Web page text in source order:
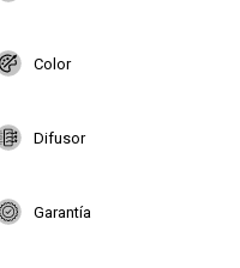
Color
Difusor
Garantía